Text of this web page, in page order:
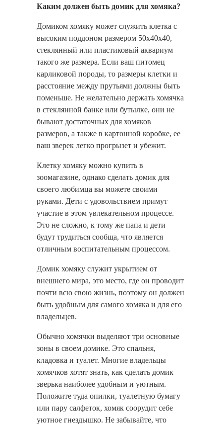
Каким должен быть домик для хомяка?
Домиком хомяку может служить клетка с
высоким поддоном размером 50х40х40,
стеклянный или пластиковый аквариум
такого же размера. Если ваш питомец
карликовой породы, то размеры клетки и
расстояние между прутьями должны быть
поменьше. Не желательно держать хомячка
в стеклянной банке или бутылке, они не
бывают достаточных для хомяков
размеров, а также в картонной коробке, ее
ваш зверек легко прогрызет и убежит.
Клетку хомяку можно купить в
зоомагазине, однако сделать домик для
своего любимца вы можете своими
руками. Дети с удовольствием примут
участие в этом увлекательном процессе.
Это не сложно, к тому же папа и дети
будут трудиться сообща, что является
отличным воспитательным процессом.
Домик хомяку служит укрытием от
внешнего мира, это место, где он проводит
почти всю свою жизнь, поэтому он должен
быть удобным для самого хомяка и для его
владельцев.
Обычно хомячки выделяют три основные
зоны в своем домике. Это спальня,
кладовка и туалет. Многие владельцы
хомячков хотят знать, как сделать домик
зверька наиболее удобным и уютным.
Положите туда опилки, туалетную бумагу
или пару салфеток, хомяк соорудит себе
уютное гнездышко. Не забывайте, что